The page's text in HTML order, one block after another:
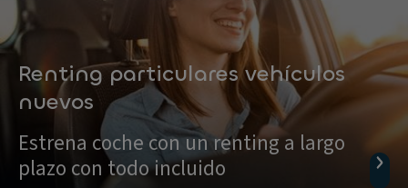
Renting particulares vehículos
nuevos
Estrena coche con un renting a largo
plazo con todo incluido